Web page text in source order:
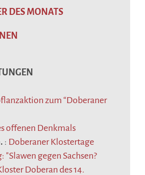
DES MONATS
zum “Doberaner
offenen Denkmals
: Doberaner Klostertage
"Slawen gegen Sachsen?
Doberan des 14.